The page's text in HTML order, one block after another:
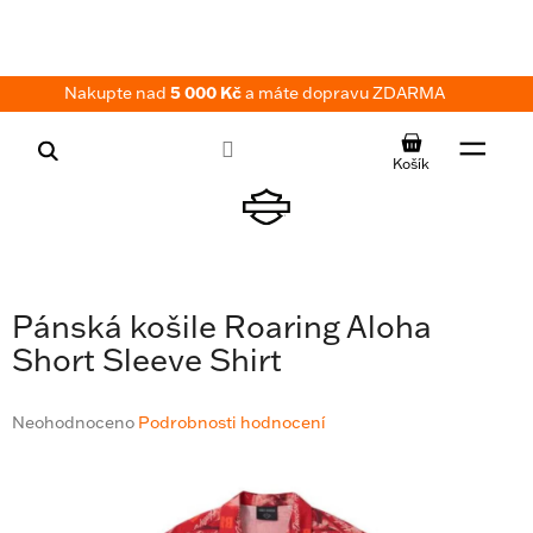
Nakupte nad 5 000 Kča máte dopravu ZDARMA
NÁKUPNÍ
KOŠÍK
Pánská košile Roaring Aloha
Short Sleeve Shirt
Průměrné
Neohodnoceno Podrobnosti hodnocení